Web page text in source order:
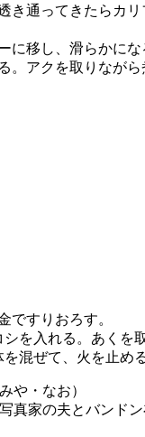
き通ってきたらカ
に移し、滑らかにな
。アクを取りなが
ですりおろす。
を入れる。あくを
混ぜて、火を止め
や・なお）
真家の夫とバンド